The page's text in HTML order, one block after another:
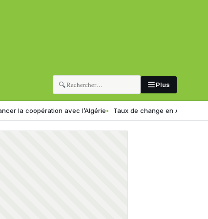
🔍 Plus
avec l’Algérie Taux de change en Algérie : voici le